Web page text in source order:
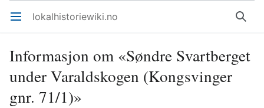
Åpne hovedmenyen lokalhistoriewiki.no Søk
Informasjon om «Søndre Svartberget
under Varaldskogen (Kongsvinger
gnr. 71/1)»